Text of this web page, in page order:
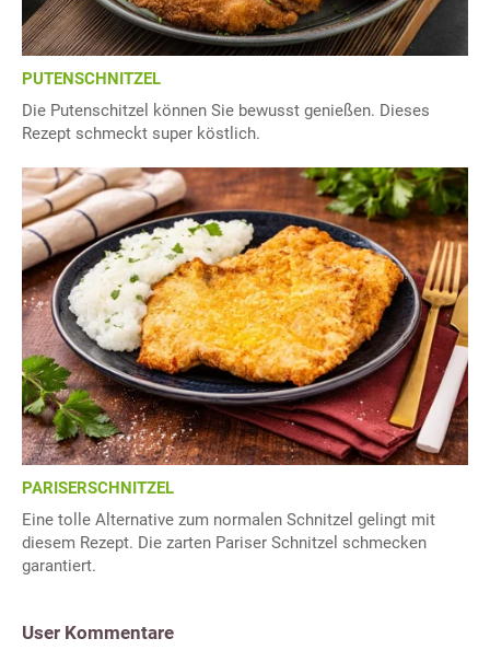
PUTENSCHNITZEL
Die Putenschitzel können Sie bewusst genießen. Dieses
Rezept schmeckt super köstlich.
PARISERSCHNITZEL
Eine tolle Alternative zum normalen Schnitzel gelingt mit
diesem Rezept. Die zarten Pariser Schnitzel schmecken
garantiert.
User Kommentare